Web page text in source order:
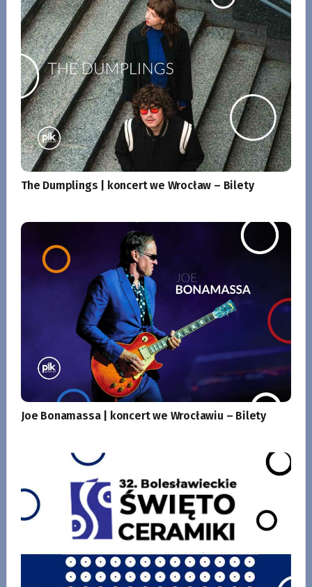
The Dumplings | koncert we Wrocław – Bilety
Joe Bonamassa | koncert we Wrocławiu – Bilety